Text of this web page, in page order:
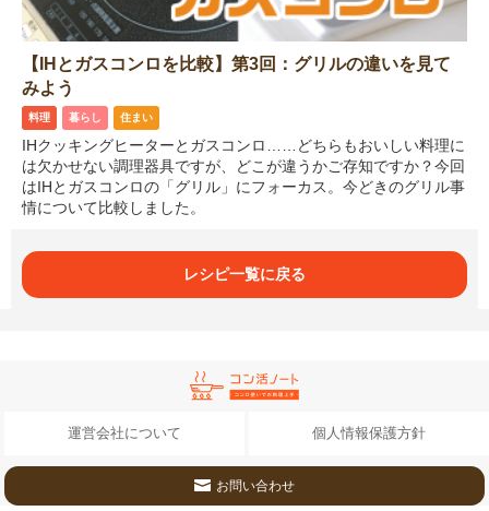
【IHとガスコンロを比較】第3回：グリルの違いを見て
みよう
料理 暮らし 住まい
IHクッキングヒーターとガスコンロ……どちらもおいしい料理に
は欠かせない調理器具ですが、どこが違うかご存知ですか？今回
はIHとガスコンロの「グリル」にフォーカス。今どきのグリル事
情について比較しました。
レシピ一覧に戻る
運営会社について 個人情報保護方針
お問い合わせ